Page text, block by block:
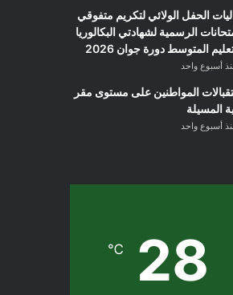
الحفل الولائي لتكريم متفوقي
الرسمية لشهادتي البكالوريا
المتوسط دورة جوان 2026
أسبوع واحد
المواطنين على مستوى مقر
المسيلة
أسبوع واحد
28
℃